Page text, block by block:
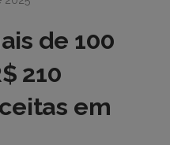
de 100
210
em